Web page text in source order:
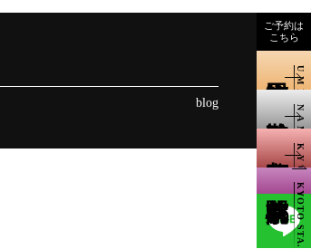
ご予約は
こちら
UMEDA
NAMBA
KYOTO
KYOTO STA.
blog